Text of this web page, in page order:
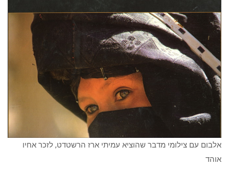
אלבום עם צילומי מדבר שהוציא עמיתי ארז הרשטדט, לזכר אחיו
אוהד